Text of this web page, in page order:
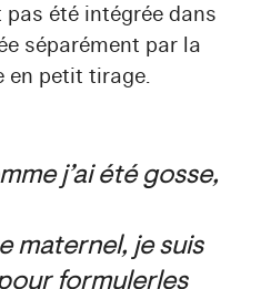
été intégrée dans
séparément par la
en petit tirage.
j’ai été gosse,
maternel, je suis
formuler les